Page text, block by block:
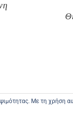
Με τη χρήση